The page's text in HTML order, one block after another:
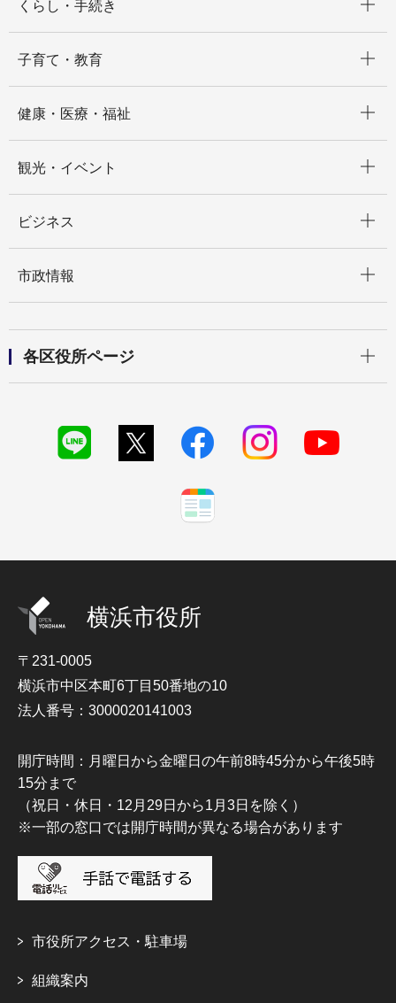
くらし・手続き
子育て・教育
健康・医療・福祉
観光・イベント
ビジネス
市政情報
各区役所ページ
横浜市役所
〒231-0005
横浜市中区本町6丁目50番地の10
法人番号：3000020141003
開庁時間：月曜日から金曜日の午前8時45分から午後5時
15分まで
（祝日・休日・12月29日から1月3日を除く）
※一部の窓口では開庁時間が異なる場合があります
市役所アクセス・駐車場
組織案内